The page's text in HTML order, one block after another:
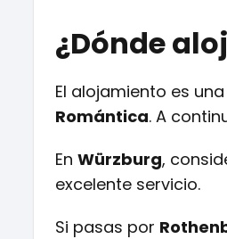
¿Dónde
El alojamiento es
Romántica. A
En Würzburg,
excelente servicio.
Si pasas por